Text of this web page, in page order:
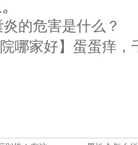
的危害是什么？
院哪家好】蛋蛋痒